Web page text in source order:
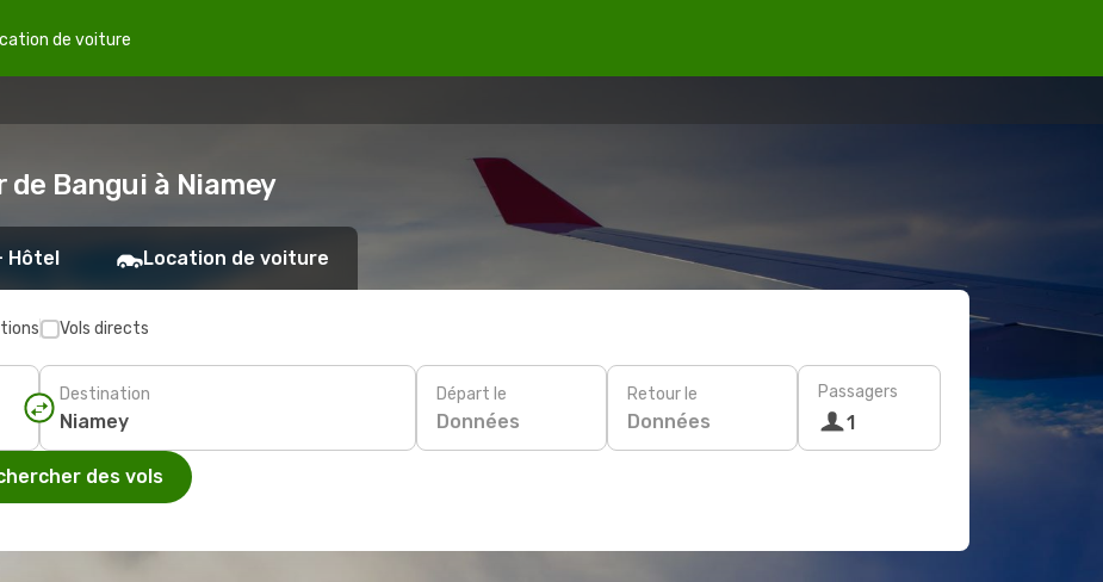
de voiture
Bangui à Niamey
Hôtel Location de voiture
Vols directs
Destination Départ le
Données
Retour le
Données
Passagers
1
des vols